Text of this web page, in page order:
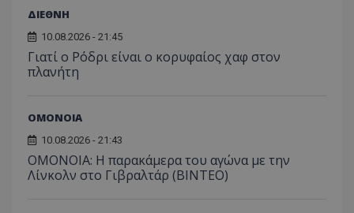
ΔΙΕΘΝΗ
10.08.2026 - 21:45
Γιατί ο Ρόδρι είναι ο κορυφαίος χαφ στον
πλανήτη
ΟΜΟΝΟΙΑ
10.08.2026 - 21:43
OMONOIA: Η παρακάμερα του αγώνα με την
Λίνκολν στο Γιβραλτάρ (BINTEO)